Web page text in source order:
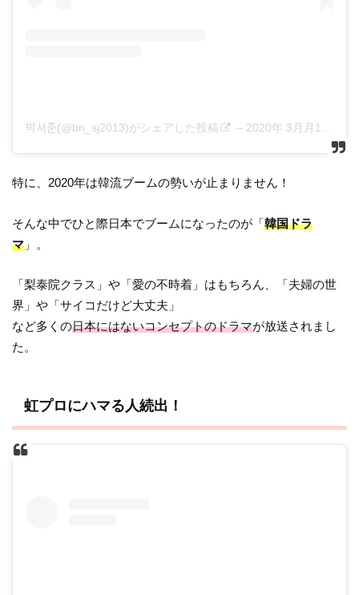
박서준(@bn_sj2013)がシェアした投稿 – 2020年 3月月12日午後10時00分PDT
特に、2020年は韓流ブームの勢いが止まりません！
そんな中でひと際日本でブームになったのが「韓国ドラ
マ 」。
「梨泰院クラス」や「愛の不時着」はもちろん、「夫婦の世
界」や「サイコだけど大丈夫」
など多くの日本にはないコンセプトのドラマが放送されまし
た。
虹プロにハマる人続出！